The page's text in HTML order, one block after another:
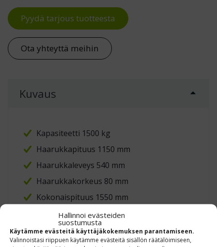
Hallinnoi evästeiden
suostumusta
Käytämme evästeitä käyttäjäkokemuksen parantamiseen.
Valinnoistasi riippuen käytämme evästeitä sisällön räätälöimiseen,
Pyydä tarjous tuotteesta
Ota yhteyttä meihin
Kuvaus
Kapasiteetti 1500 kg
Haarukkapituus 1150 mm
Haarukkaleveys 540 mm
Haarukkakorkeus 80 mm
Kokonaispituus 1550 mm
Kokonaisleveys 610 mm
Nostokorkeus 115 mm